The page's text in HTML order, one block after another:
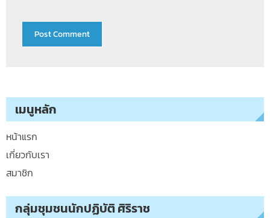
เมนูหลัก
หน้าแรก
เกี่ยวกับเรา
สมาชิก
กลุ่มชุมชนนักปฏิบัติ ศิริราช